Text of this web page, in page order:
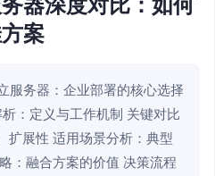
案
服务器：企业部署的核心选择
：定义与工作机制 关键对比
扩展性 适用场景分析：典型
：融合方案的价值 决策流程